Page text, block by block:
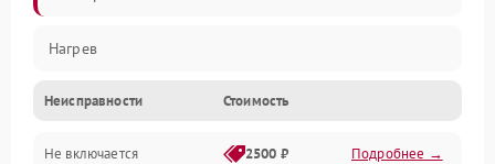
Нагрев
Неисправности Стоимость
Не включается 2500 ₽ Подробнее →